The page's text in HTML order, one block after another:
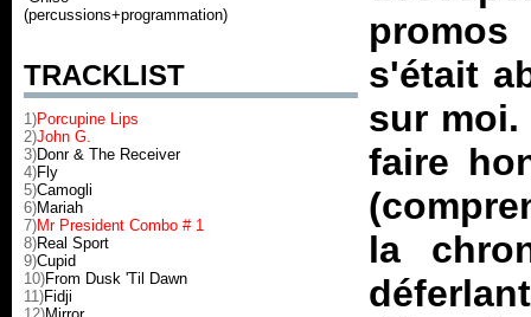
(percussions+programmation)
TRACKLIST
1)Porcupine Lips
2)John G.
3)Donr & The Receiver
4)Fly
5)Camogli
6)Mariah
7)Mr President Combo # 1
8)Real Sport
9)Cupid
10)From Dusk 'Til Dawn
11)Fidji
s'était
sur moi.
faire
la